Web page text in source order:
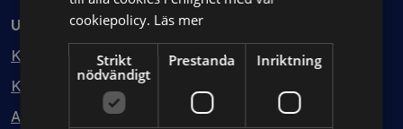
Utbildning
Kurser
Kurspaket
Abonnemang
cookiepolicy. Läs mer
Strikt
nödvändigt
Prestanda Inriktning